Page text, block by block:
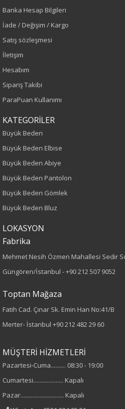
İlkbahar-Yaz
Yaş Grubu
Yetişkin
Kalıp
Boy
75
Kumaş Tipi
Dokuma
Desenli
%40 Polyester
Yaka Tipi
Gömlek Yaka
Kadın
Banka Hesap Bilgileri
İade / Değişim / Kargo
Satış sözleşmesi
İletişim
Hesabım
Sipariş Takibi
ParaPuan Kullanımı
KATEGORİLER
Büyük Beden
Büyük Beden Elbise
Büyük Beden Abiye
Büyük Beden Pantolon
Büyük Beden Gömlek
Büyük Beden Bluz
LOKASYON
Fabrika
Mehmet Nesih Özmen Mahallesi Sedir
Güngören/İstanbul -+90 212 507 9052
Toptan Mağaza
Fatih Cad. Çınar Sk. Emin Han No:41/B
Merter- İstanbul +90 212 482 29 60
MÜŞTERİ HİZMETLERİ
Pazartesi-Cuma.......... 08:30 - 19:00
Cumartesi.................... Kapalı
Pazar............................. Kapalı